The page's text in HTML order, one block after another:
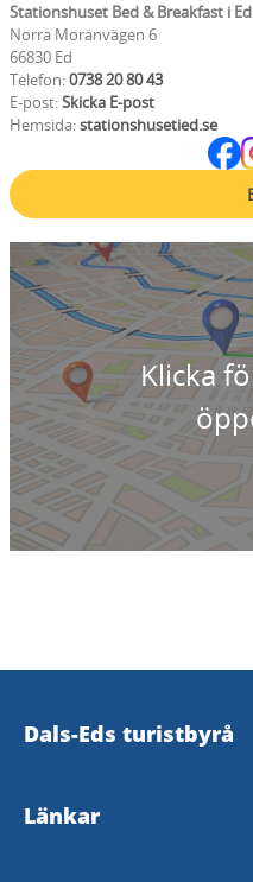
Stationshuset Bed & Breakfast i Ed
Norra Moränvägen 6
66830 Ed
Telefon:0738 20 80 43
E-post:Skicka E-post
Hemsida:stationshusetied.se
Klicka
Dals-Eds turistbyrå
Storgatan 27
Länkar